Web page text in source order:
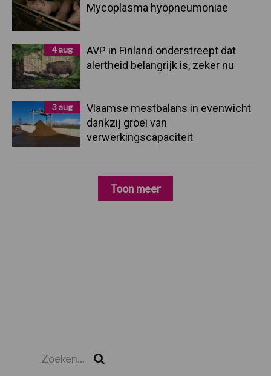
Mycoplasma hyopneumoniae
4 aug
AVP in Finland onderstreept dat
alertheid belangrijk is, zeker nu
3 aug
Vlaamse mestbalans in evenwicht
dankzij groei van
verwerkingscapaciteit
Toon meer